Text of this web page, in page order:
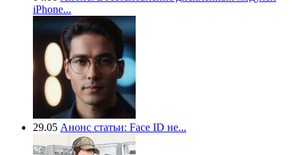
iPhone...
29.05 Анонс статьи: Face ID не...